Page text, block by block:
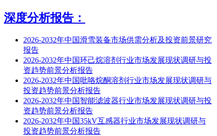
深度分析报告：
2026-2032年中国滑雪装备市场供需分析及投资前景研究
报告
2026-2032年中国环己烷溶剂行业市场发展现状调研与投
资趋势前景分析报告
2026-2032年中国吡咯烷酮溶剂行业市场发展现状调研与
投资趋势前景分析报告
2026-2032年中国智能滤波器行业市场发展现状调研与投
资趋势前景分析报告
2026-2032年中国35kV互感器行业市场发展现状调研与
投资趋势前景分析报告